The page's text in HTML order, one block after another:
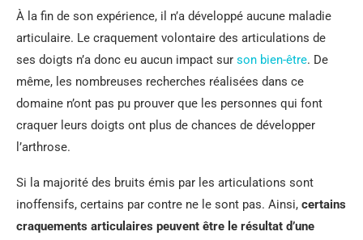
À la fin de son expérience, il n’a développé aucune maladie
articulaire. Le craquement volontaire des articulations de
ses doigts n’a donc eu aucun impact sur son bien-être. De
même, les nombreuses recherches réalisées dans ce
domaine n’ont pas pu prouver que les personnes qui font
craquer leurs doigts ont plus de chances de développer
l’arthrose.
Si la majorité des bruits émis par les articulations sont
inoffensifs, certains par contre ne le sont pas. Ainsi, certains
craquements articulaires peuvent être le résultat d’une